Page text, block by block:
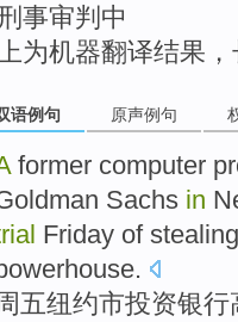
事审判中
为机器翻译结果
语例句 原声例句
former computer
Sachs in
Friday of stealing
.
五纽约市投资银行